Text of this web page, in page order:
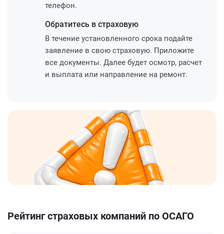
телефон.
Обратитесь в страховую
В течение установленного срока подайте
заявление в свою страховую. Приложите
все документы. Далее будет осмотр, расчет
и выплата или направление на ремонт.
Рейтинг страховых компаний по ОСАГО